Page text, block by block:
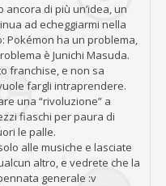
di più un’idea, un
ad echeggiarmi nella
Pokémon ha un problema,
è Junichi Masuda.
franchise, e non sa
fargli intraprendere.
una “rivoluzione” a
fiaschi per paura di
le palle.
alle musiche e lasciate
altro, e vedrete che la
generale :v